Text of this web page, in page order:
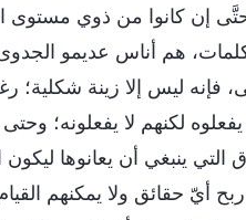
إن كانوا من ذوي مستوى
هم أناس عديمو
ليس إلا زينة شكلية؛
لكنهم لا يفعلونه؛ وحتى
ينبغي أن يعانوها ليكون
أيّ حقائق ولا يمكنهم